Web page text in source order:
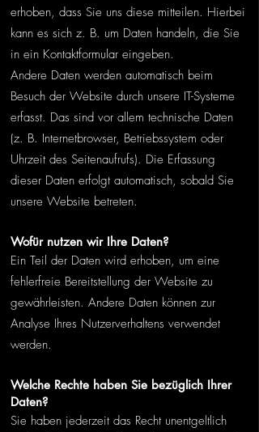
erhoben, dass Sie uns diese mitteilen. Hierbei
kann es sich z. B. um Daten handeln, die Sie
in ein Kontaktformular eingeben.
Andere Daten werden automatisch beim
Besuch der Website durch unsere IT-Systeme
erfasst. Das sind vor allem technische Daten
(z. B. Internetbrowser, Betriebssystem oder
Uhrzeit des Seitenaufrufs). Die Erfassung
dieser Daten erfolgt automatisch, sobald Sie
unsere Website betreten.
Wofür nutzen wir Ihre Daten?
Ein Teil der Daten wird erhoben, um eine
fehlerfreie Bereitstellung der Website zu
gewährleisten. Andere Daten können zur
Analyse Ihres Nutzerverhaltens verwendet
werden.
Welche Rechte haben Sie bezüglich Ihrer
Daten?
Sie haben jederzeit das Recht unentgeltlich